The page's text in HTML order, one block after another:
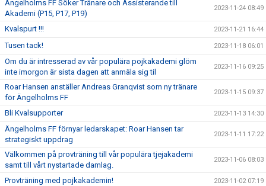
Ängelholms FF Söker Tränare och Assisterande till
Akademi (P15, P17, P19)
2023-11-24 08:49
Kvalspurt !!! 2023-11-21 16:44
Tusen tack! 2023-11-18 06:01
Om du är intresserad av vår populära pojkakademi glöm
inte imorgon är sista dagen att anmäla sig til
2023-11-16 09:25
Roar Hansen anställer Andreas Granqvist som ny tränare
för Ängelholms FF
2023-11-15 09:37
Bli Kvalsupporter 2023-11-13 14:30
Ängelholms FF förnyar ledarskapet: Roar Hansen tar
strategiskt uppdrag
2023-11-11 17:22
Välkommen på provträning till vår populära tjejakademi
samt till vårt nystartade damlag.
2023-11-06 08:03
Provträning med pojkakademin! 2023-11-02 07:19